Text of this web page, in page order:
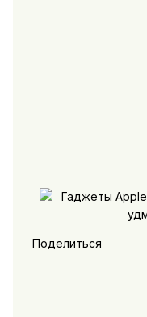
Поделиться